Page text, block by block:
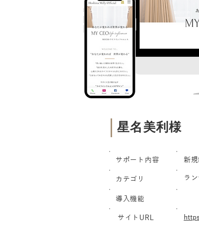
星名美利様
サポート内容 新
カテゴリ
導入機能
サイトURL
ラ